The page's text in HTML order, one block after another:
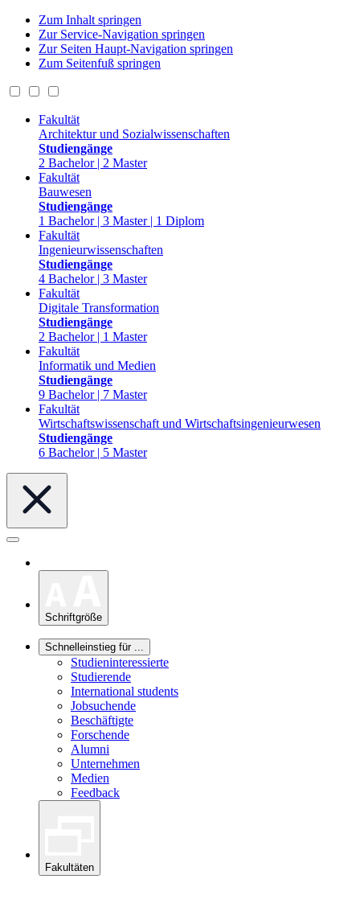
Zum Inhalt springen
Zur Service-Navigation springen
Zur Seiten Haupt-Navigation springen
Zum Seitenfuß springen
Fakultät
Architektur und Sozialwissenschaften
Studiengänge
2 Bachelor | 2 Master
Fakultät
Bauwesen
Studiengänge
1 Bachelor | 3 Master | 1 Diplom
Fakultät
Ingenieurwissenschaften
Studiengänge
4 Bachelor | 3 Master
Fakultät
Digitale Transformation
Studiengänge
2 Bachelor | 1 Master
Fakultät
Informatik und Medien
Studiengänge
9 Bachelor | 7 Master
Fakultät
Wirtschaftswissenschaft und Wirtschaftsingenieurwesen
Studiengänge
6 Bachelor | 5 Master
Schriftgröße
Schnelleinstieg für ...
Studieninteressierte
Studierende
International students
Jobsuchende
Beschäftigte
Forschende
Alumni
Unternehmen
Medien
Feedback
Fakultäten